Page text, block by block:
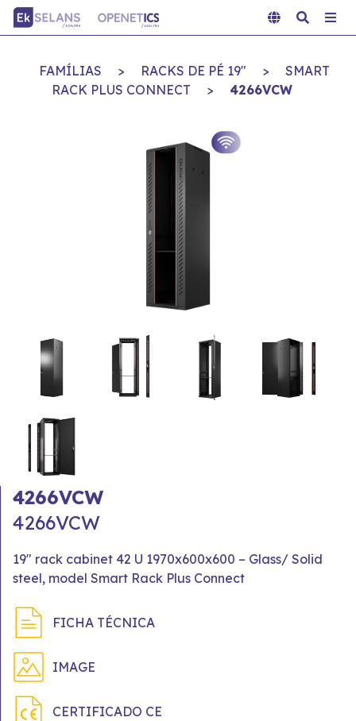
FAMÍLIAS > RACKS DE PÉ 19" >
SMART
RACK PLUS CONNECT
> 4266VCW
4266VCW
4266VCW
19" rack cabinet 42 U 1970x600x600 – Glass/ Solid
steel, model Smart Rack Plus Connect
FICHA TÉCNICA
IMAGE
CERTIFICADO CE